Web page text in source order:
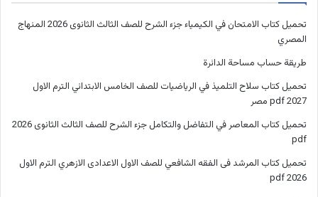
تحميل كتاب الامتحان في الكيمياء جزء الشرح للصف الثالث الثانوى 2026 المنهاج
المصري
طريقة حساب مساحة الدائرة
تحميل كتاب سلاح التلميذ في الرياضيات للصف الخامس الابتدائي الترم الاول
2027 pdf مصر
تحميل كتاب المعاصر في التفاضل والتكامل جزء الشرح للصف الثالث الثانوى 2026
pdf
تحميل كتاب المرشد فى الفقه الشافعي للصف الاول الاعدادى الازهري الترم الاول
2026 pdf